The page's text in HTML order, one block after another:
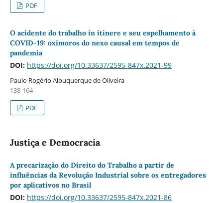
PDF
O acidente do trabalho in itinere e seu espelhamento à
COVID-19: oxímoros do nexo causal em tempos de
pandemia
DOI: https://doi.org/10.33637/2595-847x.2021-99
Paulo Rogério Albuquerque de Oliveira
138-164
PDF
Justiça e Democracia
A precarização do Direito do Trabalho a partir de
influências da Revolução Industrial sobre os entregadores
por aplicativos no Brasil
DOI: https://doi.org/10.33637/2595-847x.2021-86